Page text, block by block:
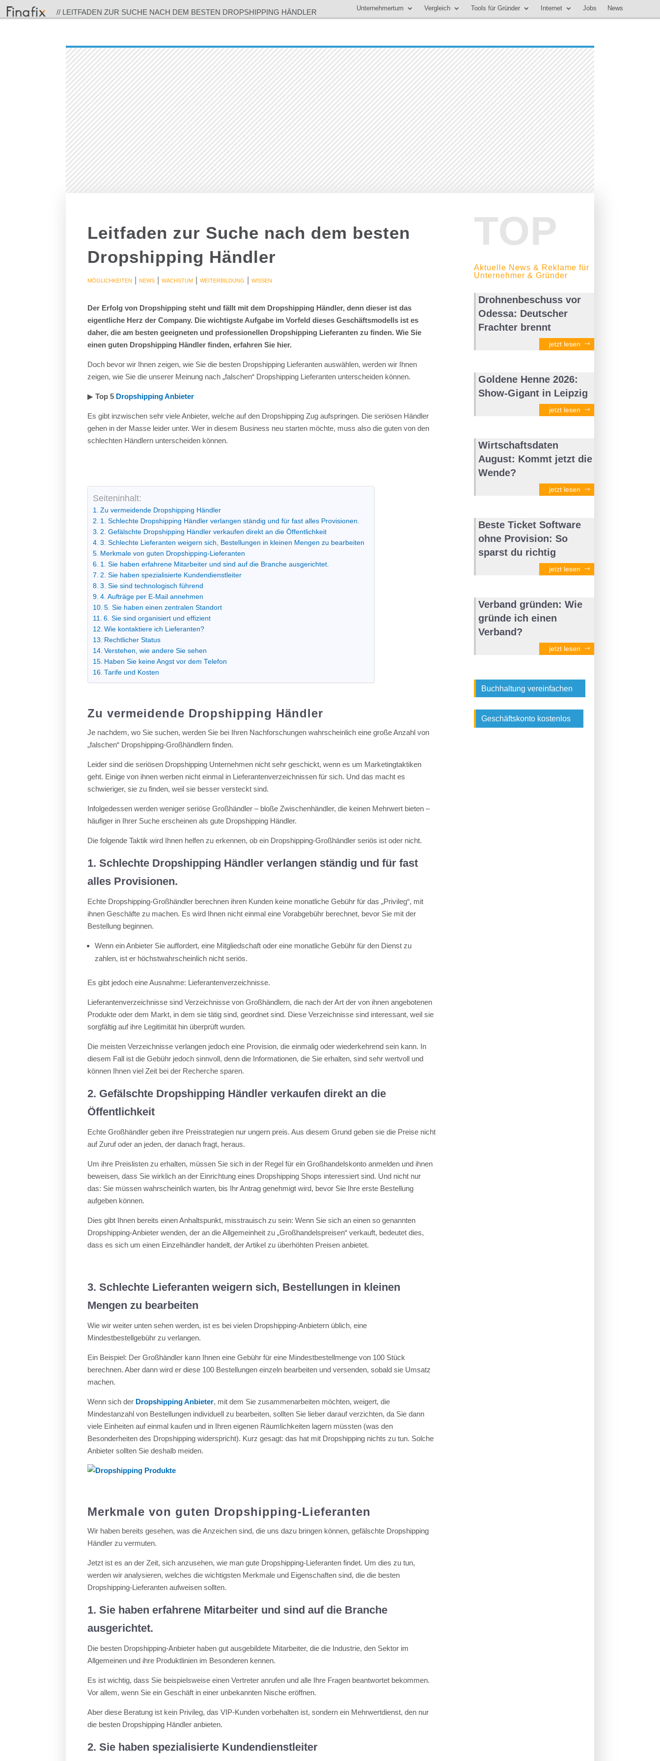
// LEITFADEN ZUR SUCHE NACH DEM BESTEN DROPSHIPPING HÄNDLER Unternehmertum Vergleich Tools für Gründer Internet Jobs News
Leitfaden zur Suche nach dem besten
Dropshipping Händler
MÖGLICHKEITEN |NEWS |WACHSTUM |WEITERBILDUNG |WISSEN
Der Erfolg von Dropshipping steht und fällt mit dem Dropshipping Händler, denn dieser ist das
eigentliche Herz der Company. Die wichtigste Aufgabe im Vorfeld dieses Geschäftsmodells ist es
daher, die am besten geeigneten und professionellen Dropshipping Lieferanten zu finden. Wie Sie
einen guten Dropshipping Händler finden, erfahren Sie hier.
Doch bevor wir Ihnen zeigen, wie Sie die besten Dropshipping Lieferanten auswählen, werden wir Ihnen
zeigen, wie Sie die unserer Meinung nach „falschen“ Dropshipping Lieferanten unterscheiden können.
▶︎Top 5 Dropshipping Anbieter
Es gibt inzwischen sehr viele Anbieter, welche auf den Dropshipping Zug aufspringen. Die seriösen Händler
gehen in der Masse leider unter. Wer in diesem Business neu starten möchte, muss also die guten von den
schlechten Händlern unterscheiden können.
Seiteninhalt:
Zu vermeidende Dropshipping Händler
1. Schlechte Dropshipping Händler verlangen ständig und für fast alles Provisionen.
2. Gefälschte Dropshipping Händler verkaufen direkt an die Öffentlichkeit
3. Schlechte Lieferanten weigern sich, Bestellungen in kleinen Mengen zu bearbeiten
Merkmale von guten Dropshipping-Lieferanten
1. Sie haben erfahrene Mitarbeiter und sind auf die Branche ausgerichtet.
2. Sie haben spezialisierte Kundendienstleiter
3. Sie sind technologisch führend
4. Aufträge per E-Mail annehmen
5. Sie haben einen zentralen Standort
6. Sie sind organisiert und effizient
Wie kontaktiere ich Lieferanten?
Rechtlicher Status
Verstehen, wie andere Sie sehen
Haben Sie keine Angst vor dem Telefon
Tarife und Kosten
Zu vermeidende Dropshipping Händler
Je nachdem, wo Sie suchen, werden Sie bei Ihren Nachforschungen wahrscheinlich eine große Anzahl von
„falschen“ Dropshipping-Großhändlern finden.
Leider sind die seriösen Dropshipping Unternehmen nicht sehr geschickt, wenn es um Marketingtaktiken
geht. Einige von ihnen werben nicht einmal in Lieferantenverzeichnissen für sich. Und das macht es
schwieriger, sie zu finden, weil sie besser versteckt sind.
Infolgedessen werden weniger seriöse Großhändler – bloße Zwischenhändler, die keinen Mehrwert bieten –
häufiger in Ihrer Suche erscheinen als gute Dropshipping Händler.
Die folgende Taktik wird Ihnen helfen zu erkennen, ob ein Dropshipping-Großhändler seriös ist oder nicht.
1. Schlechte Dropshipping Händler verlangen ständig und für fast
alles Provisionen.
Echte Dropshipping-Großhändler berechnen ihren Kunden keine monatliche Gebühr für das „Privileg“, mit
ihnen Geschäfte zu machen. Es wird Ihnen nicht einmal eine Vorabgebühr berechnet, bevor Sie mit der
Bestellung beginnen.
Wenn ein Anbieter Sie auffordert, eine Mitgliedschaft oder eine monatliche Gebühr für den Dienst zu
zahlen, ist er höchstwahrscheinlich nicht seriös.
Es gibt jedoch eine Ausnahme: Lieferantenverzeichnisse.
Lieferantenverzeichnisse sind Verzeichnisse von Großhändlern, die nach der Art der von ihnen angebotenen
Produkte oder dem Markt, in dem sie tätig sind, geordnet sind. Diese Verzeichnisse sind interessant, weil sie
sorgfältig auf ihre Legitimität hin überprüft wurden.
Die meisten Verzeichnisse verlangen jedoch eine Provision, die einmalig oder wiederkehrend sein kann. In
diesem Fall ist die Gebühr jedoch sinnvoll, denn die Informationen, die Sie erhalten, sind sehr wertvoll und
können Ihnen viel Zeit bei der Recherche sparen.
2. Gefälschte Dropshipping Händler verkaufen direkt an die
Öffentlichkeit
Echte Großhändler geben ihre Preisstrategien nur ungern preis. Aus diesem Grund geben sie die Preise nicht
auf Zuruf oder an jeden, der danach fragt, heraus.
Um ihre Preislisten zu erhalten, müssen Sie sich in der Regel für ein Großhandelskonto anmelden und ihnen
beweisen, dass Sie wirklich an der Einrichtung eines Dropshipping Shops interessiert sind. Und nicht nur
das: Sie müssen wahrscheinlich warten, bis Ihr Antrag genehmigt wird, bevor Sie Ihre erste Bestellung
aufgeben können.
Dies gibt Ihnen bereits einen Anhaltspunkt, misstrauisch zu sein: Wenn Sie sich an einen so genannten
Dropshipping-Anbieter wenden, der an die Allgemeinheit zu „Großhandelspreisen“ verkauft, bedeutet dies,
dass es sich um einen Einzelhändler handelt, der Artikel zu überhöhten Preisen anbietet.
3. Schlechte Lieferanten weigern sich, Bestellungen in kleinen
Mengen zu bearbeiten
Wie wir weiter unten sehen werden, ist es bei vielen Dropshipping-Anbietern üblich, eine
Mindestbestellgebühr zu verlangen.
Ein Beispiel: Der Großhändler kann Ihnen eine Gebühr für eine Mindestbestellmenge von 100 Stück
berechnen. Aber dann wird er diese 100 Bestellungen einzeln bearbeiten und versenden, sobald sie Umsatz
machen.
Wenn sich der Dropshipping Anbieter, mit dem Sie zusammenarbeiten möchten, weigert, die
Mindestanzahl von Bestellungen individuell zu bearbeiten, sollten Sie lieber darauf verzichten, da Sie dann
viele Einheiten auf einmal kaufen und in Ihren eigenen Räumlichkeiten lagern müssten (was den
Besonderheiten des Dropshipping widerspricht). Kurz gesagt: das hat mit Dropshipping nichts zu tun. Solche
Anbieter sollten Sie deshalb meiden.
Merkmale von guten Dropshipping-Lieferanten
Wir haben bereits gesehen, was die Anzeichen sind, die uns dazu bringen können, gefälschte Dropshipping
Händler zu vermuten.
Jetzt ist es an der Zeit, sich anzusehen, wie man gute Dropshipping-Lieferanten findet. Um dies zu tun,
werden wir analysieren, welches die wichtigsten Merkmale und Eigenschaften sind, die die besten
Dropshipping-Lieferanten aufweisen sollten.
1. Sie haben erfahrene Mitarbeiter und sind auf die Branche
ausgerichtet.
Die besten Dropshipping-Anbieter haben gut ausgebildete Mitarbeiter, die die Industrie, den Sektor im
Allgemeinen und ihre Produktlinien im Besonderen kennen.
Es ist wichtig, dass Sie beispielsweise einen Vertreter anrufen und alle Ihre Fragen beantwortet bekommen.
Vor allem, wenn Sie ein Geschäft in einer unbekannten Nische eröffnen.
Aber diese Beratung ist kein Privileg, das VIP-Kunden vorbehalten ist, sondern ein Mehrwertdienst, den nur
die besten Dropshipping Händler anbieten.
2. Sie haben spezialisierte Kundendienstleiter
TOP
Aktuelle News & Reklame für
Unternehmer & Gründer
Drohnenbeschuss vor
Odessa: Deutscher
Frachter brennt
jetzt lesen
Goldene Henne 2026:
Show-Gigant in Leipzig
jetzt lesen
Wirtschaftsdaten
August: Kommt jetzt die
Wende?
jetzt lesen
Beste Ticket Software
ohne Provision: So
sparst du richtig
jetzt lesen
Verband gründen: Wie
gründe ich einen
Verband?
jetzt lesen
Buchhaltung vereinfachen
Geschäftskonto kostenlos